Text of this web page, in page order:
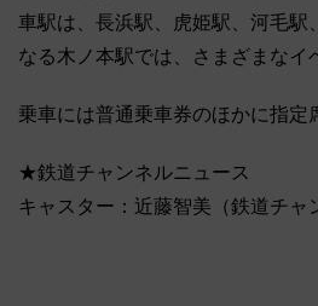
車駅は、長浜駅、虎姫駅、河毛駅
なる木ノ本駅では、さまざまなイ
乗車には普通乗車券のほかに指定
★鉄道チャンネルニュース
キャスター：近藤智美（鉄道チャ